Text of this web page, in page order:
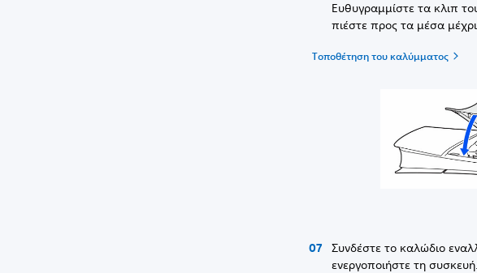
Ευθυγραμμίστε τα κλιπ
πιέστε προς τα μέσα
Τοποθέτηση του καλύμματος
Συνδέστε το καλώδιο
ενεργοποιήστε τη συσκευή.